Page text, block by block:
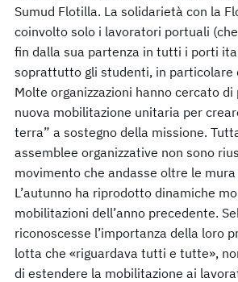
Sumud Flotilla. La solidarietà con la
coinvolto solo i lavoratori portuali
fin dalla sua partenza in tutti i porti
soprattutto gli studenti, in particolare
Molte organizzazioni hanno cercato di
nuova mobilitazione unitaria per
terra” a sostegno della missione.
assemblee organizzative non sono
movimento che andasse oltre le mura
L’autunno ha riprodotto dinamiche
mobilitazioni dell’anno precedente.
riconoscesse l’importanza della loro
lotta che «riguardava tutti e tutte»,
di estendere la mobilitazione ai